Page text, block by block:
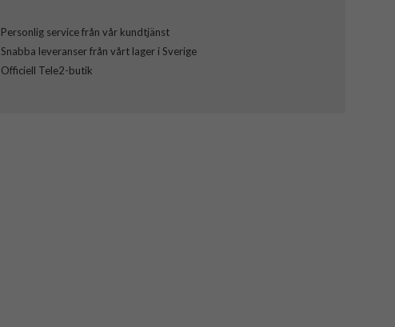
Personlig service från vår kundtjänst
Snabba leveranser från vårt lager i Sverige
Officiell Tele2-butik